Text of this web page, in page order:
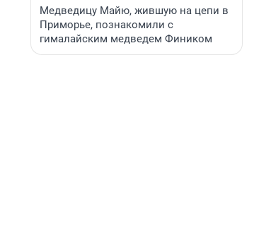
Медведицу Майю, жившую на цепи в
Приморье, познакомили с
гималайским медведем Фиником